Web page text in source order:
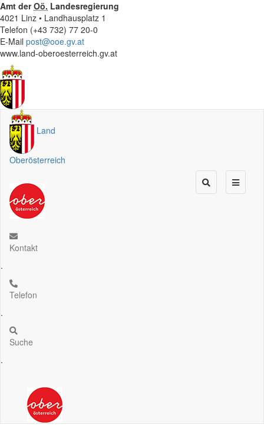
Amt derOö. Landesregierung
4021 Linz • Landhausplatz 1
Telefon (+43 732) 77 20-0
E-Mail post@ooe.gv.at
www.land-oberoesterreich.gv.at
Land
Oberösterreich
Kontakt
.
Telefon
.
Suche
.